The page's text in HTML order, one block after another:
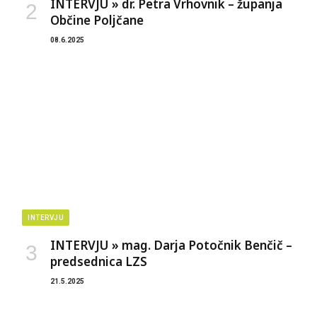
INTERVJU » dr. Petra Vrhovnik – županja
Občine Poljčane
08.6.2025
INTERVJU
INTERVJU » mag. Darja Potočnik Benčič –
predsednica LZS
21.5.2025